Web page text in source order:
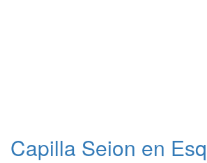
Capilla Seion en